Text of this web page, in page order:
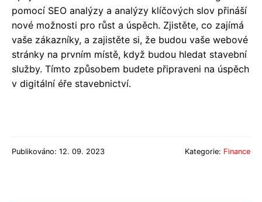
pomocí SEO analýzy a analýzy klíčových slov přináší
nové možnosti pro růst a úspěch. Zjistěte, co zajímá
vaše zákazníky, a zajistěte si, že budou vaše webové
stránky na prvním místě, když budou hledat stavební
služby. Tímto způsobem budete připraveni na úspěch
v digitální éře stavebnictví.
Publikováno: 12. 09. 2023 Kategorie: Finance